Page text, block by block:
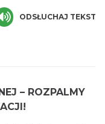
2026-08-21
ODSŁUCHAJ TEKST
– ROZPALMY